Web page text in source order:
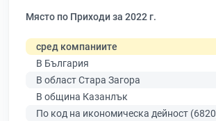
Място по Приходи за 2022 г.
сред компаниите
В България
В област Стара Загора
В община Казанлък
По код на икономическа дейност